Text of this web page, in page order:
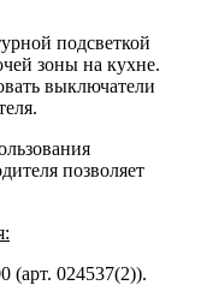
подсветкой
зоны на кухне.
выключатели
позволяет
(арт. 024537(2)).